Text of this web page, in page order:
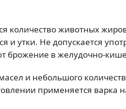
количество животных
и утки. Не допускается
брожение в желудочно-
и небольшого
применяется варка